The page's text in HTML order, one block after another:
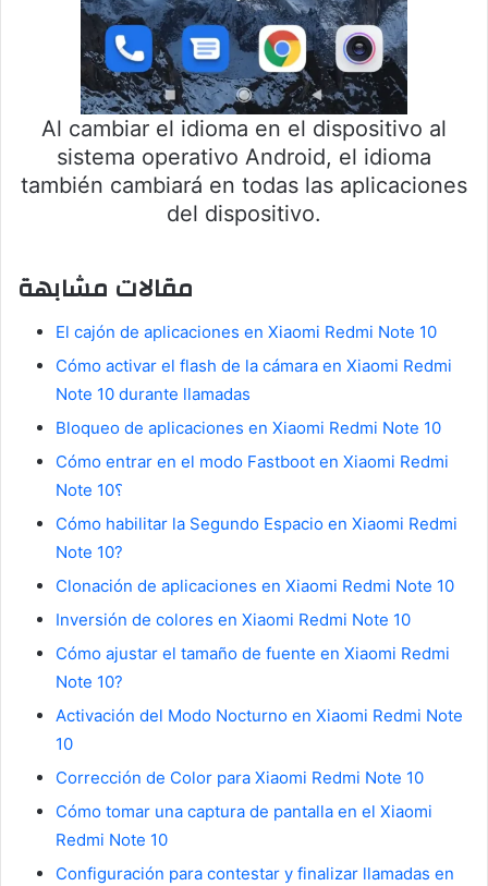
Al cambiar el idioma en el dispositivo al
sistema operativo Android, el idioma
también cambiará en todas las aplicaciones
del dispositivo.
مقالات مشابهة
El cajón de aplicaciones en Xiaomi Redmi Note 10
Cómo activar el flash de la cámara en Xiaomi Redmi
Note 10 durante llamadas
Bloqueo de aplicaciones en Xiaomi Redmi Note 10
Cómo entrar en el modo Fastboot en Xiaomi Redmi
Note 10؟
Cómo habilitar la Segundo Espacio en Xiaomi Redmi
Note 10?
Clonación de aplicaciones en Xiaomi Redmi Note 10
Inversión de colores en Xiaomi Redmi Note 10
Cómo ajustar el tamaño de fuente en Xiaomi Redmi
Note 10?
Activación del Modo Nocturno en Xiaomi Redmi Note
10
Corrección de Color para Xiaomi Redmi Note 10
Cómo tomar una captura de pantalla en el Xiaomi
Redmi Note 10
Configuración para contestar y finalizar llamadas en